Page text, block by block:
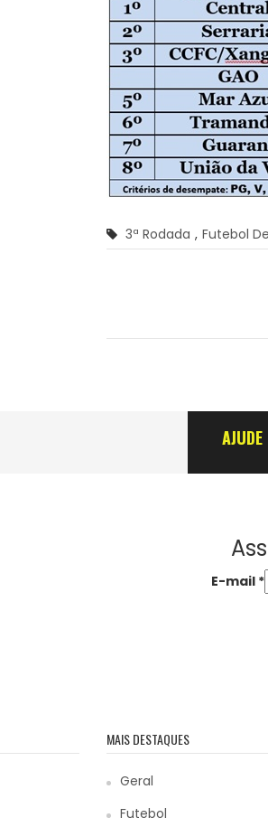
3ª Rodada , Futebol
E-mail *
MAIS DESTAQUES
Geral
Futebol